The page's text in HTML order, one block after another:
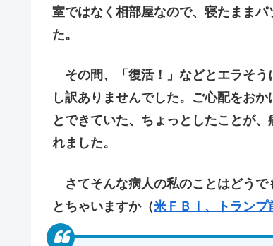
室ではなく相部屋なので、寝たまま
た。
その間、「復活！」などとエラそう
し訳ありませんでした。ご心配をお
とできていた、ちょっとしたことが
れました。
さてそんな病人の私のことはどうで
とちゃいますか（米ＦＢＩ、トラン